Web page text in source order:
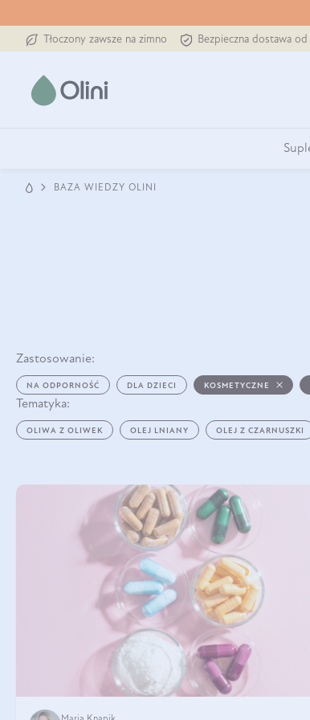
Tłoczony zawsze na zimno Bezpieczna dostawa od
BAZA WIEDZY OLINI
Zastosowanie:
NA ODPORNOŚĆ DLA DZIECI KOSMETYCZNE
Tematyka:
OLIWA Z OLIWEK OLEJ LNIANY OLEJ Z CZARNUSZKI